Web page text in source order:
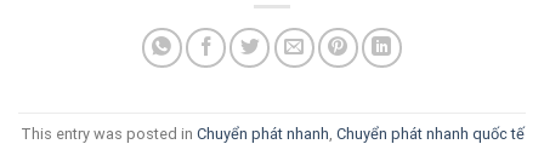
This entry was posted in Chuyển phát nhanh Chuyển phát nhanh quốc tế